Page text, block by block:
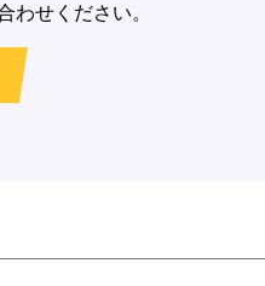
わせください。